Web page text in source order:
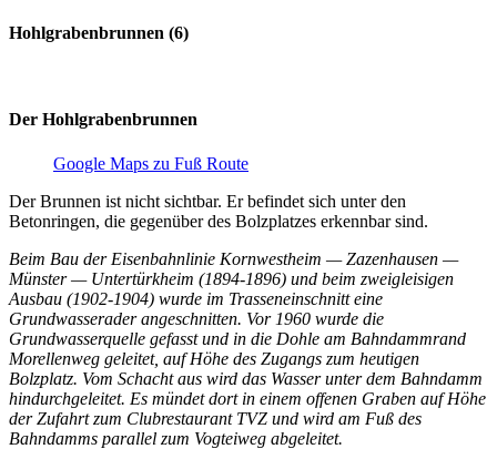
Hohlgrabenbrunnen (6)
Der Hohlgrabenbrunnen
Google Maps zu Fuß Route
Der Brunnen ist nicht sichtbar. Er befindet sich unter den
Betonringen, die gegenüber des Bolzplatzes erkennbar sind.
Beim Bau der Eisenbahnlinie Kornwestheim — Zazenhausen —
Münster — Untertürkheim (1894-1896) und beim zweigleisigen
Ausbau (1902-1904) wurde im Trasseneinschnitt eine
Grundwasserader angeschnitten. Vor 1960 wurde die
Grundwasserquelle gefasst und in die Dohle am Bahndammrand
Morellenweg geleitet, auf Höhe des Zugangs zum heutigen
Bolzplatz. Vom Schacht aus wird das Wasser unter dem Bahndamm
hindurchgeleitet. Es mündet dort in einem offenen Graben auf Höhe
der Zufahrt zum Clubrestaurant TVZ und wird am Fuß des
Bahndamms parallel zum Vogteiweg abgeleitet.